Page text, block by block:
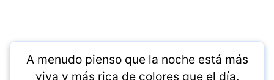
A menudo pienso que la noche está más
viva y más rica de colores que el día.